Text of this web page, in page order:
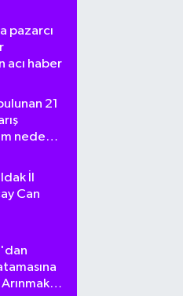
pazarcı
acı haber
21
nedeni
İl
Can